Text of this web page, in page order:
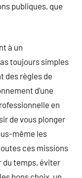
publiques, que
à un
toujours simples
des règles de
d’une
en
de vous plonger
même les
ces missions
du temps, éviter